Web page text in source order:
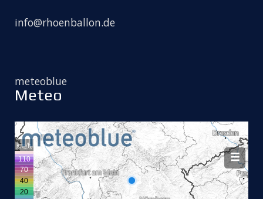
info@rhoenballon.de
meteoblue
Meteo